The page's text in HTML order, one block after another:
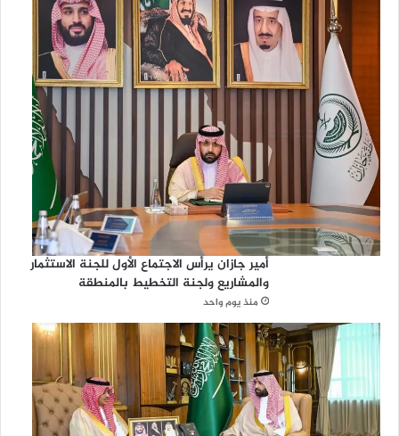
أمير جازان يرأس الاجتماع الأول للجنة الاستثمار
والمشاريع ولجنة التخطيط بالمنطقة
منذ يوم واحد